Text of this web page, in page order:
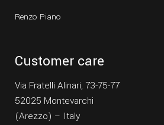
Renzo Piano
Customer care
Via Fratelli Alinari, 73-75-77
52025 Montevarchi
(Arezzo) – Italy